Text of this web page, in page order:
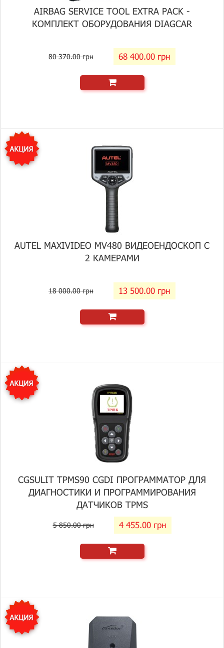
AIRBAG SERVICE TOOL EXTRA PACK -
КОМПЛЕКТ ОБОРУДОВАНИЯ DIAGCAR
80 370.00 грн 68 400.00 грн
AUTEL MAXIVIDEO MV480 ВИДЕОЕНДОСКОП С
2 КАМЕРАМИ
18 000.00 грн 13 500.00 грн
CGSULIT TPMS90 CGDI ПРОГРАММАТОР ДЛЯ
ДИАГНОСТИКИ И ПРОГРАММИРОВАНИЯ
ДАТЧИКОВ TPMS
5 850.00 грн 4 455.00 грн